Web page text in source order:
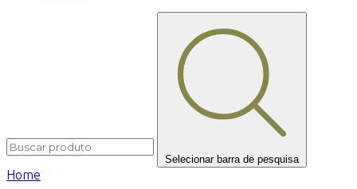
Selecionar barra de pesquisa
Home